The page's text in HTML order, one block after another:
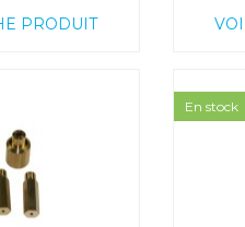
PRODUIT
En stock